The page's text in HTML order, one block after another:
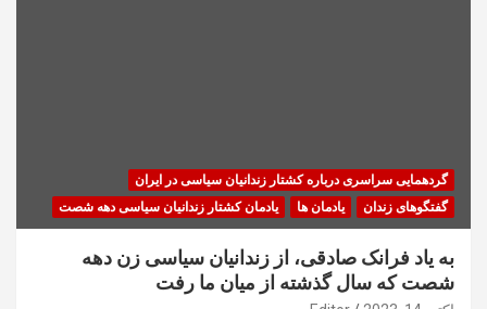
گردهمایی سراسری درباره کشتار زندانیان سیاسی در ایران
گفتگوهای زندان
یادمان ها یادمان کشتار زندانیان سیاسی دهه شصت
به یاد فرانک صادقی، از زندانیان سیاسی زن دهه
شصت که سال گذشته از میان ما رفت